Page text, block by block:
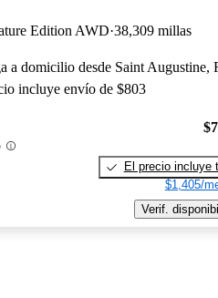
Edition AWD 38,309 millas
a domicilio desde Saint Augustine,
incluye envío de $803
El precio incluye
$1,405/
Verif.